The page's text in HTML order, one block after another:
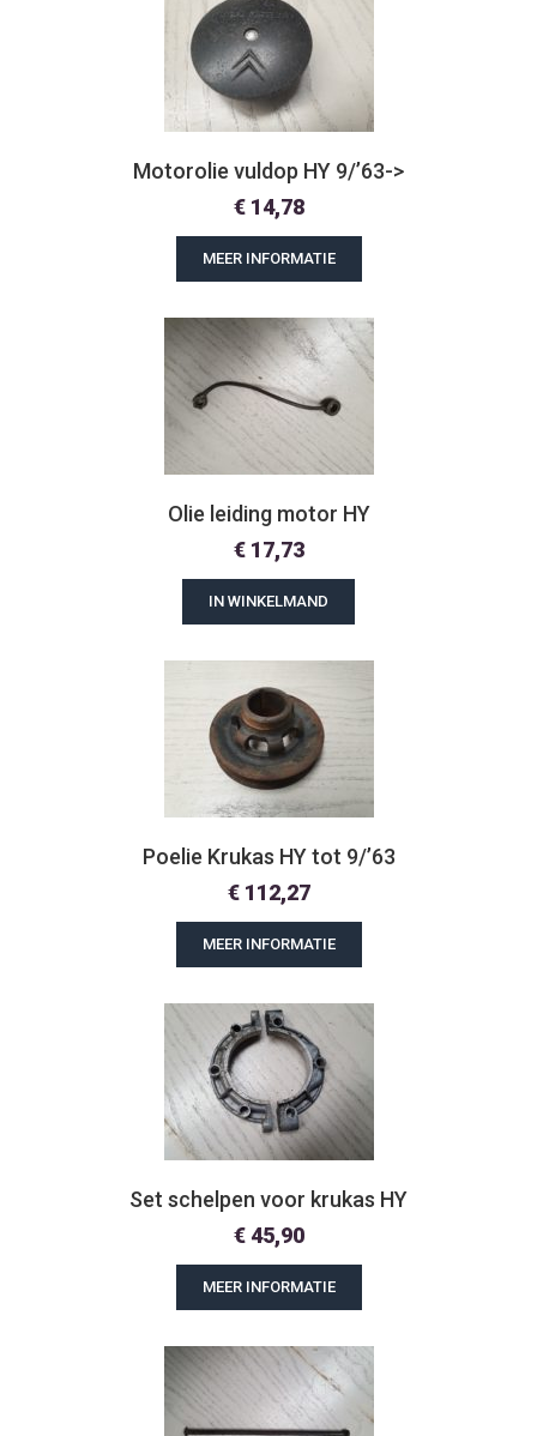
Motorolie vuldop HY 9/’63->
€14,78
MEER INFORMATIE
Olie leiding motor HY
€17,73
IN WINKELMAND
Poelie Krukas HY tot 9/’63
€112,27
MEER INFORMATIE
Set schelpen voor krukas HY
€45,90
MEER INFORMATIE